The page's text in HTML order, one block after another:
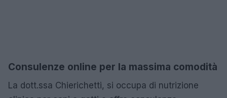
Consulenze online per la massima comodità
La dott.ssa Chierichetti, si occupa di nutrizione